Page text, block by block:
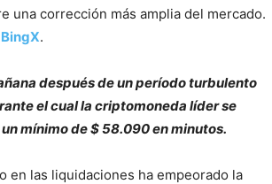
una corrección más amplia del mercado.
BingX.
después de un período turbulento
el cual la criptomoneda líder se
mínimo de $ 58.090 en minutos.
en las liquidaciones ha empeorado la